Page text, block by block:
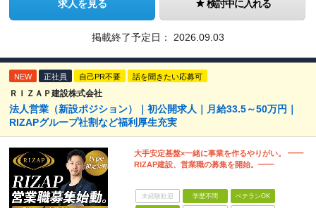
求人を見る 検討中に入れる
掲載終了予定日： 2026.09.03
NEW 正社員 自己PR不要 話を聞きたい応募可
ＲＩＺＡＰ建設株式会社
法人営業（新設ポジション）｜初公開求人｜月給33.5～50万円｜
RIZAPグループ社割など福利厚生充実
大手安定基盤×一緒に事業を作るやりがい。 ━━
RIZAP建設、営業職の募集を開始。━━
未経験歓迎 学歴不問 ベテランOK